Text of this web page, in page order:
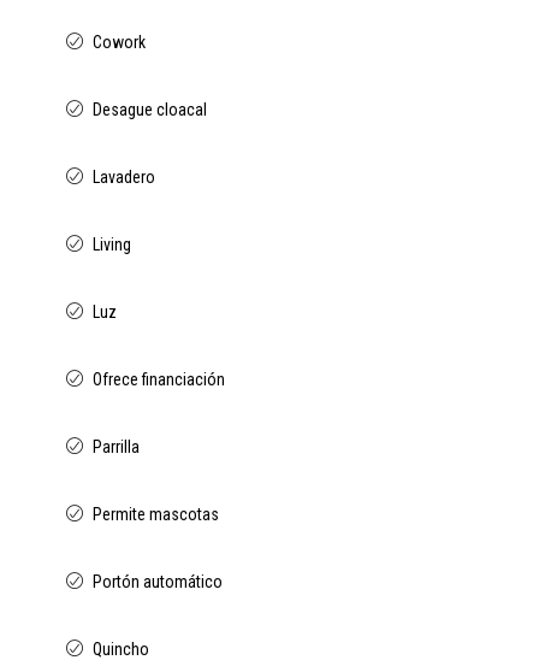
Cowork
Desague cloacal
Lavadero
Living
Luz
Ofrece financiación
Parrilla
Permite mascotas
Portón automático
Quincho